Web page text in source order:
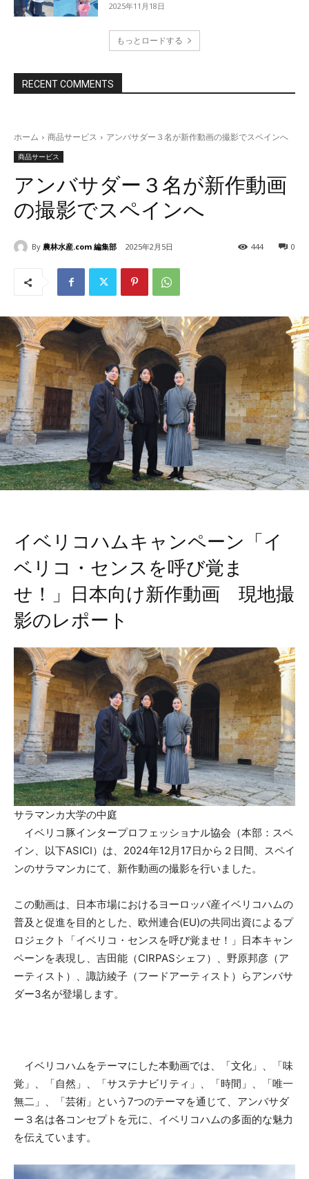
2025年11月18日
もっとロードする
RECENT COMMENTS